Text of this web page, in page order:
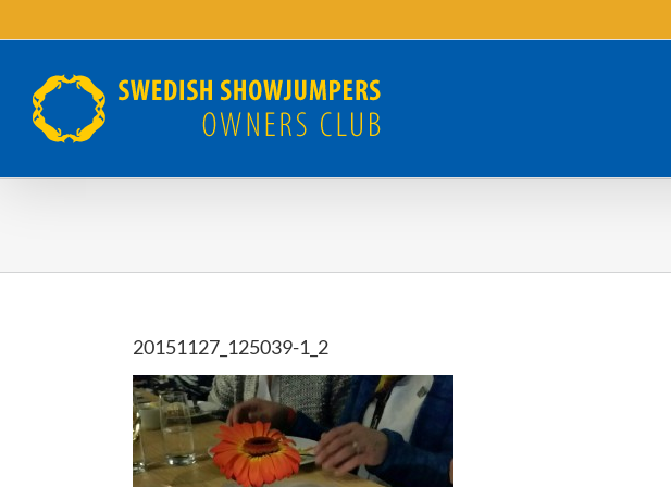
20151127_125039-1_2